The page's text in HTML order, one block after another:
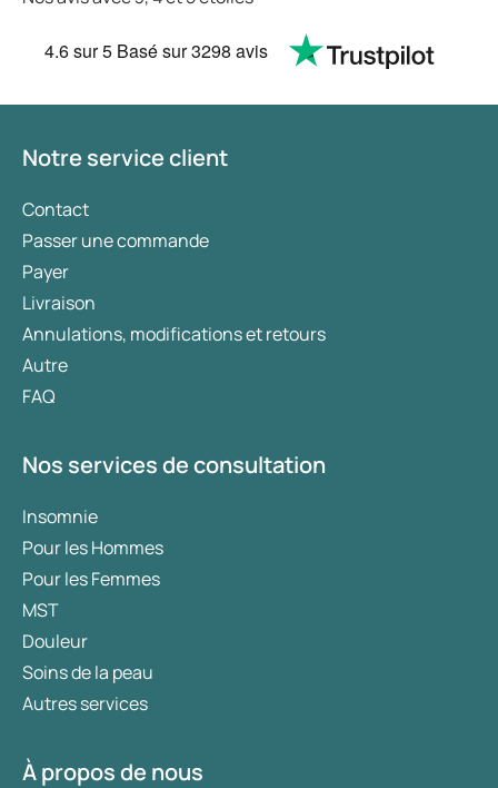
4.6sur 5 Basé sur3298 avis
Notre service client
Contact
Passer une commande
Payer
Livraison
Annulations, modifications et retours
Autre
FAQ
Nos services de consultation
Insomnie
Pour les Hommes
Pour les Femmes
MST
Douleur
Soins de la peau
Autres services
À propos de nous